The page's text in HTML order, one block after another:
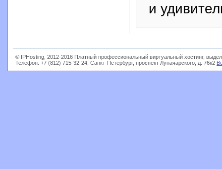
и
© IPHosting, 2012-2016 Платный профессиональный виртуальный хостинг,
Телефон: +7 (812) 715-32-24, Санкт-Петербург, проспект Луначарского, д. 76к2